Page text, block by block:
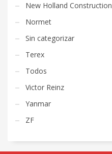
New Holland Construction
Normet
Sin categorizar
Terex
Todos
Victor Reinz
Yanmar
ZF